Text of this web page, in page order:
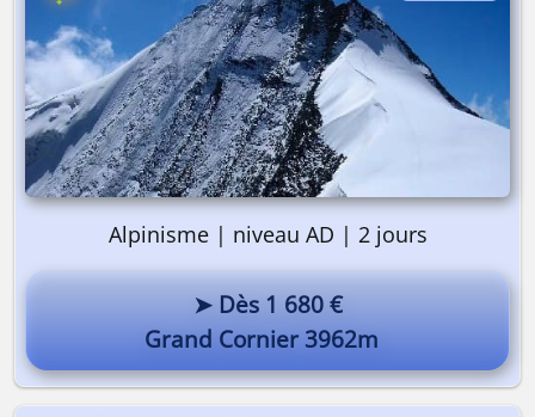
Alpinisme | niveau AD | 2 jours
➤ Dès 1 680 €
Grand Cornier 3962m